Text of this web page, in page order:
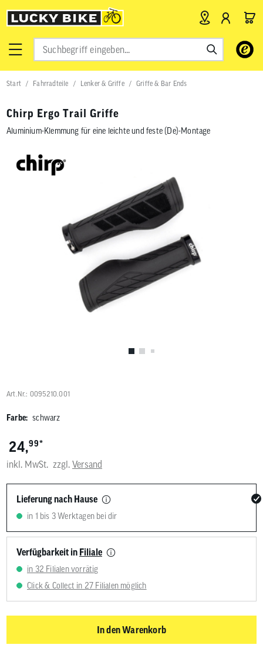
Verwende
Pfeile
nach
Start Fahrradteile Lenker & Griffe Griffe & Bar Ends
Chirp Ergo Trail Griffe
Aluminium-Klemmung für eine leichte und feste (De)-Montage
Art.Nr.: 0095210.001
Farbe: schwarz
24,99*
inkl. MwSt. zzgl. Versand
Lieferung nach Hause
in 1 bis 3 Werktagen bei dir
Verfügbarkeit in Filiale
in 32 Filialen vorrätig
Click & Collect in 27 Filialen möglich
In den Warenkorb